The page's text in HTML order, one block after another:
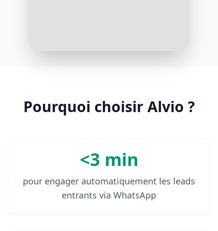
Pourquoi choisir Alvio ?
<3 min
pour engager automatiquement les leads
entrants via WhatsApp